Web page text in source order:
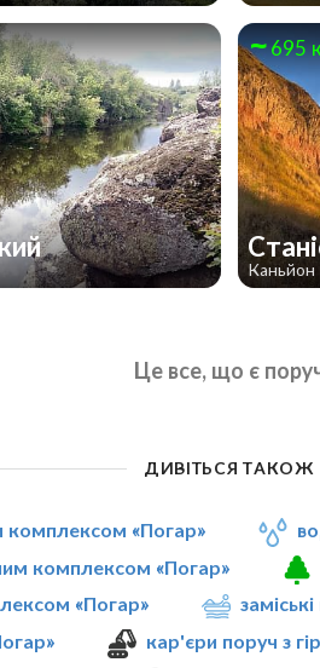
695
Каньйон
Це все, що є
ДИВІТЬСЯ ТАКОЖ
комплексом «Погар»
комплексом «Погар»
«Погар»
кар'єри поруч з